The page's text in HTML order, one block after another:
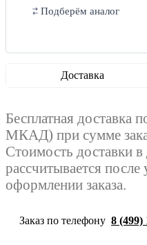
Подберём аналог
Доставка
Бесплатная доставка
МКАД) при сумме
Стоимость доставки в
рассчитывается после
оформлении заказа.
Заказ по телефону 8 (499)